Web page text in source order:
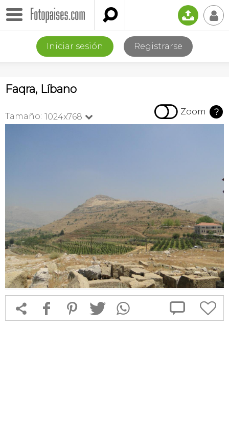
 📤 👤
Iniciar sesión Registrarse
Faqra, Líbano
Tamaño: 1024x768   Zoom ?
 f 1 T  